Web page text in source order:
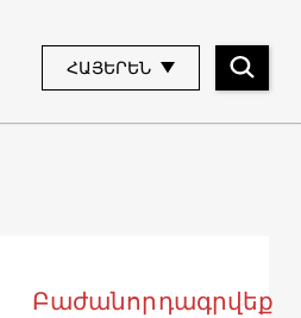
ՀԱՅԵՐԵՆ
Բաժանորդագրվեք